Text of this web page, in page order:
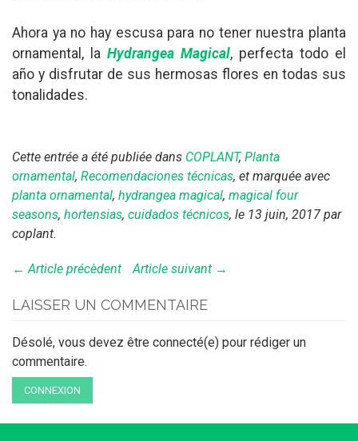
Ahora ya no hay escusa para no tener nuestra planta
ornamental, la Hydrangea Magical, perfecta todo el
año y disfrutar de sus hermosas flores en todas sus
tonalidades.
Cette entrée a été publiée dans COPLANT, Planta
ornamental, Recomendaciones técnicas, et marquée avec
planta ornamental, hydrangea magical, magical four
seasons, hortensias, cuidados técnicos, le 13 juin, 2017 par
coplant.
← Article précèdent Article suivant →
LAISSER UN COMMENTAIRE
Désolé, vous devez être connecté(e) pour rédiger un
commentaire.
CONNEXION